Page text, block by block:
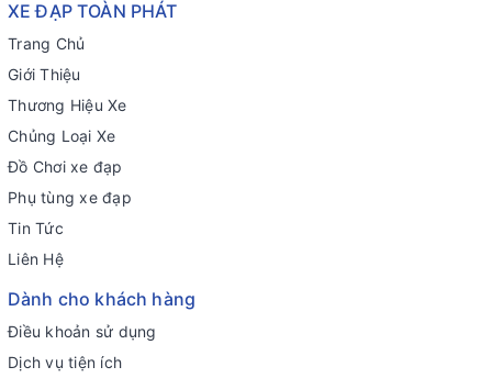
XE ĐẠP TOÀN PHÁT
Trang Chủ
Giới Thiệu
Thương Hiệu Xe
Chủng Loại Xe
Đồ Chơi xe đạp
Phụ tùng xe đạp
Tin Tức
Liên Hệ
Dành cho khách hàng
Điều khoản sử dụng
Dịch vụ tiện ích